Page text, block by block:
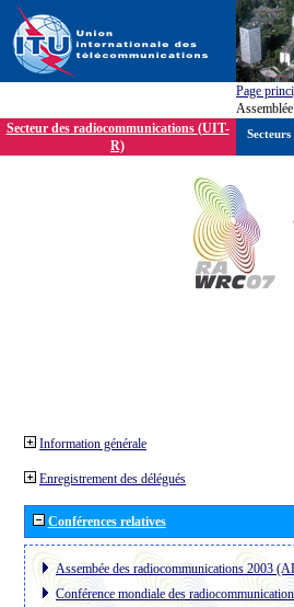
Page
Secteur des radiocommunications (UIT-
R)
Information générale
Enregistrement des délégués
Conférences relatives
Assembée des radiocommunications 2003
Conférence mondiale des